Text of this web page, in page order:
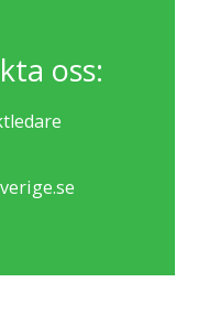
oss: